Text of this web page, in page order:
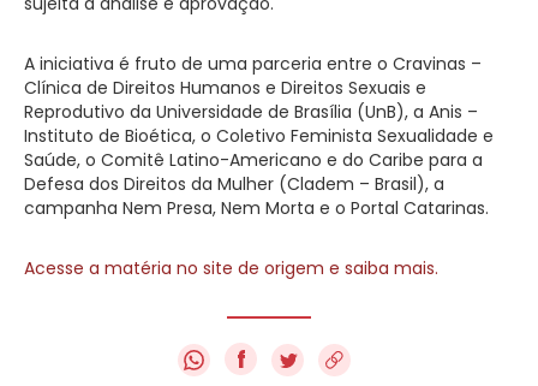
A iniciativa é fruto de uma parceria entre o Cravinas –
Clínica de Direitos Humanos e Direitos Sexuais e
Reprodutivo da Universidade de Brasília (UnB), a Anis –
Instituto de Bioética, o Coletivo Feminista Sexualidade e
Saúde, o Comitê Latino-Americano e do Caribe para a
Defesa dos Direitos da Mulher (Cladem – Brasil), a
campanha Nem Presa, Nem Morta e o Portal Catarinas.
Acesse a matéria no site de origem e saiba mais.
f